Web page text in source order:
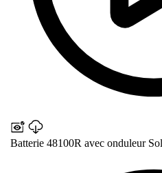
Batterie 48100R avec onduleur